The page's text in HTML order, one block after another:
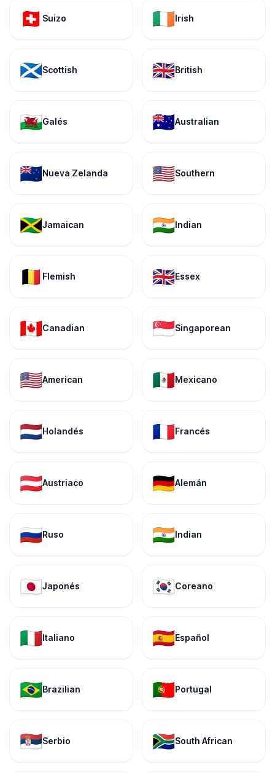
🇨🇭 Suizo 🇮🇪Irish
🏴󠁧󠁢󠁳󠁣󠁴󠁿Scottish 🇬🇧British
🏴󠁧󠁢󠁷󠁬󠁳󠁿Galés 🇦🇺Australian
🇳🇿Nueva Zelanda 🇺🇸Southern
🇯🇲Jamaican 🇮🇳Indian
🇧🇪 Flemish 🇬🇧Essex
🇨🇦Canadian 🇸🇬Singaporean
🇺🇸American 🇲🇽Mexicano
🇳🇱Holandés 🇫🇷Francés
🇦🇹Austriaco 🇩🇪Alemán
🇷🇺Ruso 🇮🇳Indian
🇯🇵Japonés 🇰🇷Coreano
🇮🇹Italiano 🇪🇸Español
🇧🇷Brazilian 🇵🇹Portugal
🇷🇸Serbio 🇿🇦South African